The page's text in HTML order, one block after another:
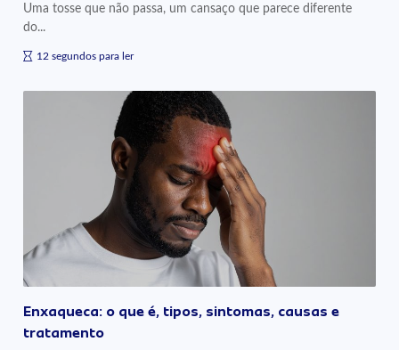
Uma tosse que não passa, um cansaço que parece diferente
do...
12 segundos para ler
Enxaqueca: o que é, tipos, sintomas, causas e
tratamento